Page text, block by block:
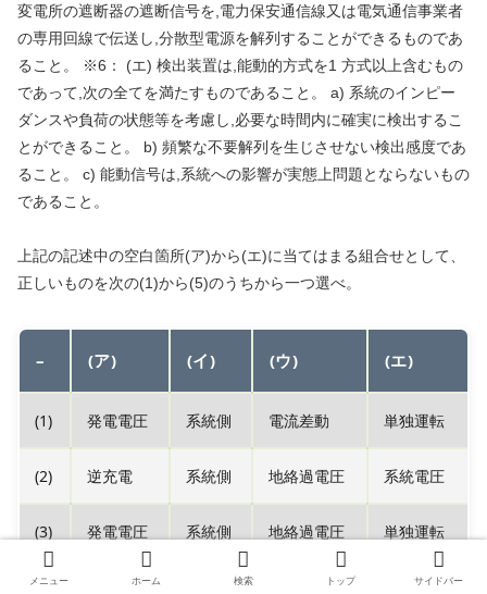
変電所の遮断器の遮断信号を,電力保安通信線又は電気通信事業者
の専用回線で伝送し,分散型電源を解列することができるものであ
ること。 ※6： (エ) 検出装置は,能動的方式を1 方式以上含むもの
であって,次の全てを満たすものであること。 a) 系統のインピー
ダンスや負荷の状態等を考慮し,必要な時間内に確実に検出するこ
とができること。 b) 頻繁な不要解列を生じさせない検出感度であ
ること。 c) 能動信号は,系統への影響が実態上問題とならないもの
であること。
上記の記述中の空白箇所(ア)から(エ)に当てはまる組合せとして、
正しいものを次の(1)から(5)のうちから一つ選べ。
– (ア) (イ) (ウ) (エ)
(1) 発電電圧 系統側 電流差動 単独運転
(2) 逆充電 系統側 地絡過電圧 系統電圧
(3) 発電電圧 系統側 地絡過電圧 単独運転
(4) 発電側 地絡過電圧 単独運転
メニュー ホーム 検索 トップ サイドバー